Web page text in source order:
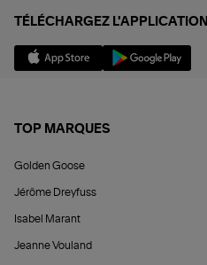
TÉLÉCHARGEZ L'APPLICATION
TOP MARQUES
Golden Goose
Jérôme Dreyfuss
Isabel Marant
Jeanne Vouland